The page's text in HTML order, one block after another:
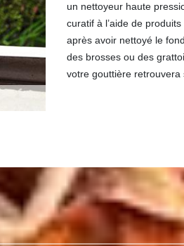
un nettoyeur haute
curatif à l’aide de
après avoir nettoyé le
des brosses ou des
votre gouttière retrouvera